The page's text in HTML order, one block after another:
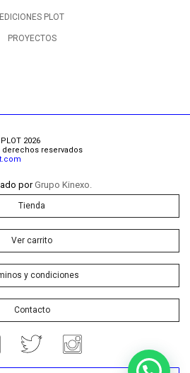
EDICIONES PLOT
PROYECTOS
2026
derechos reservados
porGrupo Kinexo.
Tienda
Ver carrito
y condiciones
Contacto